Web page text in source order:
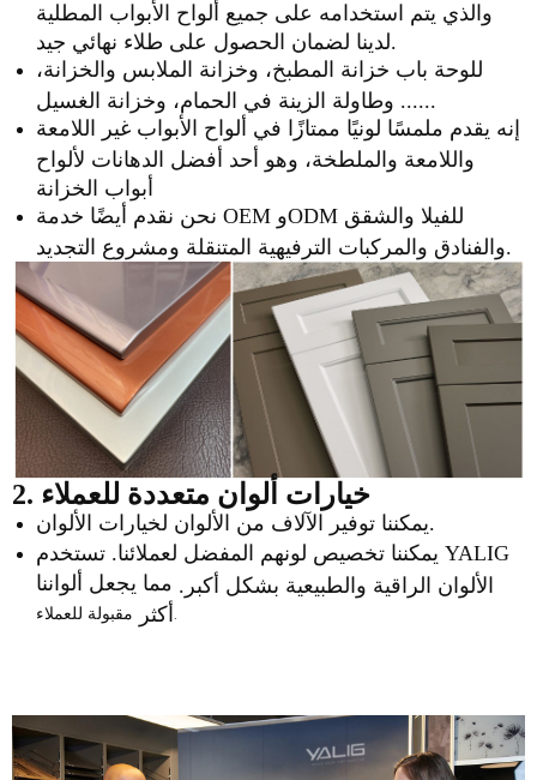
والذي يتم استخدامه على جميع ألواح الأبواب المطلية
للوحة باب خزانة المطبخ، وخزانة الملابس والخزانة،
إنه يقدم ملمسًا لونيًا ممتازًا في ألواح الأبواب غير اللامعة
واللامعة والملطخة، وهو أحد أفضل الدهانات لألواح
أبواب الخزانة
نحن نقدم أيضًا خدمة OEM وODM للفيلا والشقق
2. خيارات ألوان متعددة للعملاء
يمكننا توفير الآلاف من الألوان لخيارات الألوان.
يمكننا تخصيص لونهم المفضل لعملائنا. تستخدم YALIG
الألوان الراقية والطبيعية بشكل أكبر. مما يجعل ألواننا
أكثرمقبولة للعملاء.